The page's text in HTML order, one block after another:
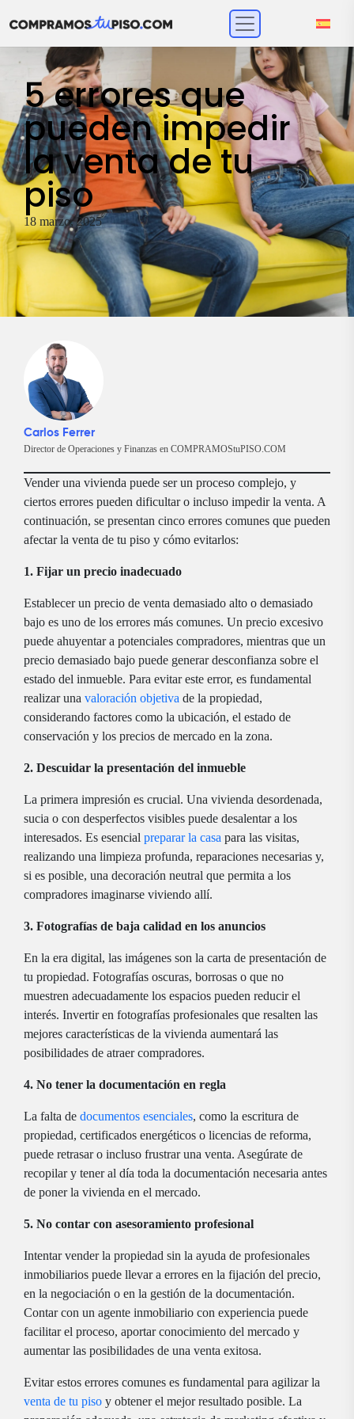
5 errores que
pueden impedir
la venta de tu
piso
18 marzo, 2025
Carlos Ferrer
Director de Operaciones y Finanzas en COMPRAMOStuPISO.COM
Vender una vivienda puede ser un proceso complejo, y
ciertos errores pueden dificultar o incluso impedir la venta. A
continuación, se presentan cinco errores comunes que pueden
afectar la venta de tu piso y cómo evitarlos:
1. Fijar un precio inadecuado
Establecer un precio de venta demasiado alto o demasiado
bajo es uno de los errores más comunes. Un precio excesivo
puede ahuyentar a potenciales compradores, mientras que un
precio demasiado bajo puede generar desconfianza sobre el
estado del inmueble. Para evitar este error, es fundamental
realizar una valoración objetiva de la propiedad,
considerando factores como la ubicación, el estado de
conservación y los precios de mercado en la zona.
2. Descuidar la presentación del inmueble
La primera impresión es crucial. Una vivienda desordenada,
sucia o con desperfectos visibles puede desalentar a los
interesados. Es esencial preparar la casa para las visitas,
realizando una limpieza profunda, reparaciones necesarias y,
si es posible, una decoración neutral que permita a los
compradores imaginarse viviendo allí.
3. Fotografías de baja calidad en los anuncios
En la era digital, las imágenes son la carta de presentación de
tu propiedad. Fotografías oscuras, borrosas o que no
muestren adecuadamente los espacios pueden reducir el
interés. Invertir en fotografías profesionales que resalten las
mejores características de la vivienda aumentará las
posibilidades de atraer compradores.
4. No tener la documentación en regla
La falta de documentos esenciales, como la escritura de
propiedad, certificados energéticos o licencias de reforma,
puede retrasar o incluso frustrar una venta. Asegúrate de
recopilar y tener al día toda la documentación necesaria antes
de poner la vivienda en el mercado.
5. No contar con asesoramiento profesional
Intentar vender la propiedad sin la ayuda de profesionales
inmobiliarios puede llevar a errores en la fijación del precio,
en la negociación o en la gestión de la documentación.
Contar con un agente inmobiliario con experiencia puede
facilitar el proceso, aportar conocimiento del mercado y
aumentar las posibilidades de una venta exitosa.
Evitar estos errores comunes es fundamental para agilizar la
venta de tu piso y obtener el mejor resultado posible. La